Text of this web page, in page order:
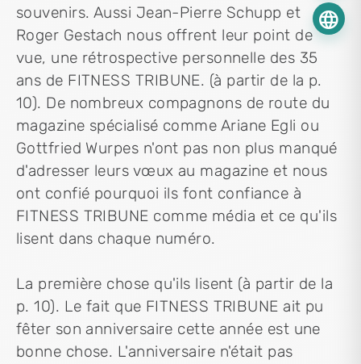
language
souvenirs. Aussi Jean-Pierre Schupp et
Roger Gestach nous offrent leur point de
vue, une rétrospective personnelle des 35
ans de FITNESS TRIBUNE. (à partir de la p.
10). De nombreux compagnons de route du
magazine spécialisé comme Ariane Egli ou
Gottfried Wurpes n'ont pas non plus manqué
d'adresser leurs vœux au magazine et nous
ont confié pourquoi ils font confiance à
FITNESS TRIBUNE comme média et ce qu'ils
lisent dans chaque numéro.
La première chose qu'ils lisent (à partir de la
p. 10). Le fait que FITNESS TRIBUNE ait pu
fêter son anniversaire cette année est une
bonne chose. L'anniversaire n'était pas